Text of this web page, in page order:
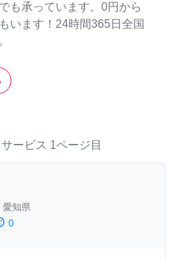
も承っています。0円から
います！24時間365日全国
サービス 1ページ目
愛知県
0